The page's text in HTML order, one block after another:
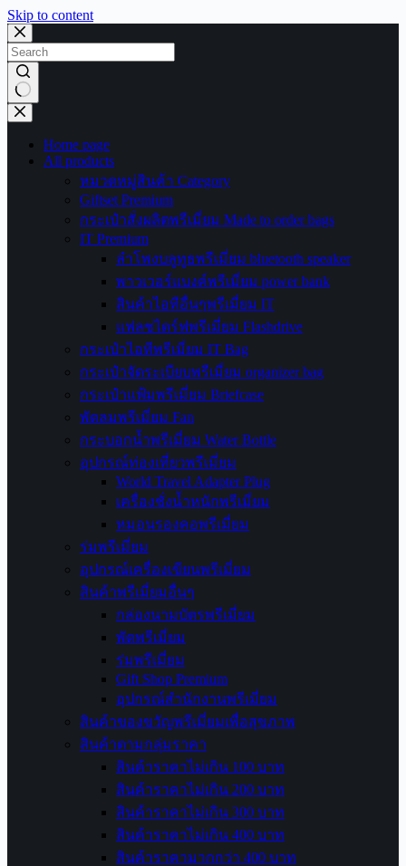
Skip to content
No
results
Home page
All products
หมวดหมู่สินค้า Category
Giftset Premium
กระเป๋าสั่งผลิตพรีเมี่ยม Made to order bags
IT Premium
ลำโพงบลูทูธพรีเมี่ยม bluetooth speaker
พาวเวอร์แบงค์พรีเมี่ยม power bank
สินค้าไอทีอื่นๆพรีเมี่ยม IT
แฟลชไดร์ฟพรีเมี่ยม Flashdrive
กระเป๋าไอทีพรีเมี่ยม IT Bag
กระเป๋าจัดระเบียบพรีเมี่ยม organizer bag
กระเป๋าแฟ้มพรีเมี่ยม Briefcase
พัดลมพรีเมี่ยม Fan
กระบอกน้ำพรีเมี่ยม Water Bottle
อุปกรณ์ท่องเที่ยวพรีเมี่ยม
World Travel Adapter Plug
เครื่องชั่งน้ำหนักพรีเมี่ยม
หมอนรองคอพรีเมี่ยม
ร่มพรีเมี่ยม
อุปกรณ์เครื่องเขียนพรีเมี่ยม
สินค้าพรีเมี่ยมอื่นๆ
กล่องนามบัตรพรีเมี่ยม
พัดพรีเมี่ยม
ร่มพรีเมี่ยม
Gift Shop Premium
อุปกรณ์สำนักงานพรีเมี่ยม
สินค้าของขวัญพรีเมี่ยมเพื่อสุขภาพ
สินค้าตามกลุ่มราคา
สินค้าราคาไม่เกิน 100 บาท
สินค้าราคาไม่เกิน 200 บาท
สินค้าราคาไม่เกิน 300 บาท
สินค้าราคาไม่เกิน 400 บาท
สินค้าราคามากกว่า 400 บาท